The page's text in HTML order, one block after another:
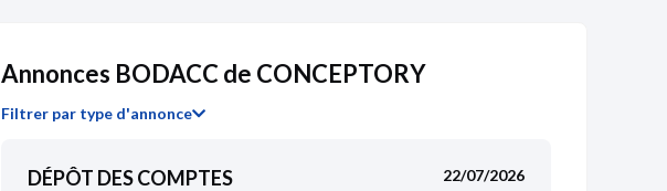
Comptes sociaux 2017 18/07/2018
Annonces BODACC de CONCEPTORY
Filtrer par type d'annonce
DÉPÔT DES COMPTES
22/07/2026